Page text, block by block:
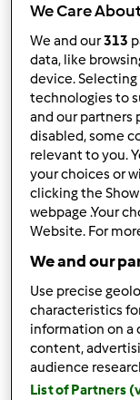
Seg, 2012-11-12
Boa tarde, hoje
Coloquei dentro
do frango não
bem até terminar
tinha ficado
Alguem me sabe
Iniciar
mortagua (não
verificado)
We Care
We and our313
data, like
device.
technologies to
and our partners
disabled, some
relevant to you.
your choices or
clicking the
webpage .Your
Website. For
We and our
Use precise
characteristics
information on a
content,
audience
List of Partners